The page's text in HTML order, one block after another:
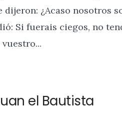
dijeron: ¿Acaso nosotros
Si fuerais ciegos, no
el Bautista